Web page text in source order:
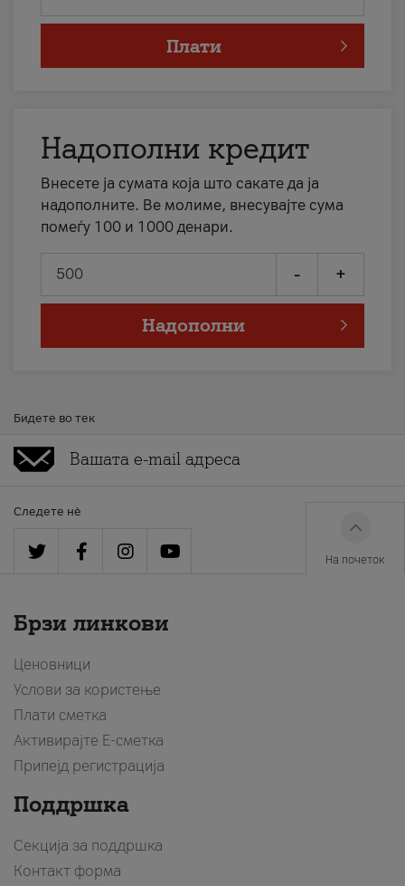
Плати
Надополни кредит
Внесете ја сумата која што сакате да ја
надополните. Ве молиме, внесувајте сума
помеѓу 100 и 1000 денари.
- +
Надополни
Бидете во тек
Следете нè
На почеток
Брзи линкови
Ценовници
Услови за користење
Плати сметка
Активирајте Е-сметка
Припејд регистрација
Поддршка
Секција за поддршка
Контакт форма